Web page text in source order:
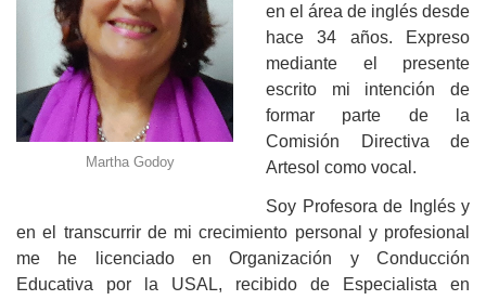
Martha Godoy
en el área de inglés desde
hace 34 años. Expreso
mediante el presente
escrito mi intención de
formar parte de la
Comisión Directiva de
Artesol como vocal.
Soy Profesora de Inglés y
en el transcurrir de mi crecimiento personal y profesional
me he licenciado en Organización y Conducción
Educativa por la USAL, recibido de Especialista en